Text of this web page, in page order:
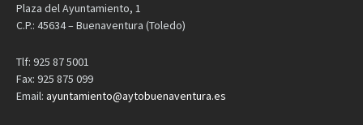
Plaza del Ayuntamiento, 1
C.P.: 45634 – Buenaventura (Toledo)
Tlf: 925 87 5001
Fax: 925 875 099
Email: ayuntamiento@aytobuenaventura.es